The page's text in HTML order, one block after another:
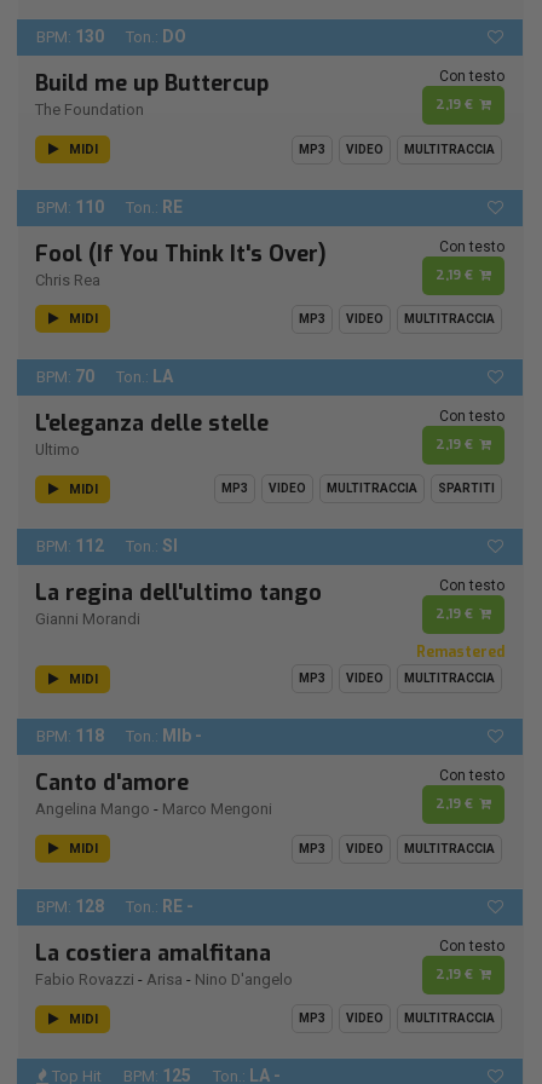
BPM: 130 Ton.: DO
Build me up Buttercup
The Foundation
Con testo
2,19 €
MIDI MP3 VIDEO MULTITRACCIA
BPM: 110 Ton.: RE
Fool (If You Think It's Over)
Chris Rea
Con testo
2,19 €
MIDI MP3 VIDEO MULTITRACCIA
BPM: 70 Ton.: LA
L'eleganza delle stelle
Ultimo
Con testo
2,19 €
MIDI MP3 VIDEO MULTITRACCIA SPARTITI
BPM: 112 Ton.: SI
La regina dell'ultimo tango
Gianni Morandi
Con testo
2,19 €
Remastered
MIDI MP3 VIDEO MULTITRACCIA
BPM: 118 Ton.: MIb -
Canto d'amore
Angelina Mango - Marco Mengoni
Con testo
2,19 €
MIDI MP3 VIDEO MULTITRACCIA
BPM: 128 Ton.: RE -
La costiera amalfitana
Fabio Rovazzi - Arisa - Nino D'angelo
Con testo
2,19 €
MIDI MP3 VIDEO MULTITRACCIA
Top Hit BPM: 125 Ton.: LA -